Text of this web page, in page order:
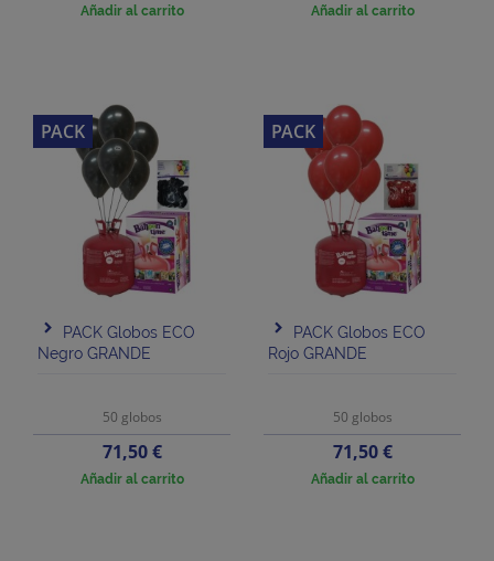
Añadir al carrito Añadir al carrito
PACK Globos ECO
Negro GRANDE
50 globos
Precio
71,50 €
Añadir al carrito
PACK
PACK Globos ECO
Rojo GRANDE
50 globos
Precio
71,50 €
Añadir al carrito
PACK